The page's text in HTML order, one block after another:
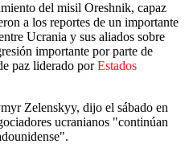
del misil Oreshnik, capaz
a los reportes de un importante
Ucrania y sus aliados sobre
importante por parte de
paz liderado porEstados
Zelenskyy, dijo el sábado en
ucranianos "continúan